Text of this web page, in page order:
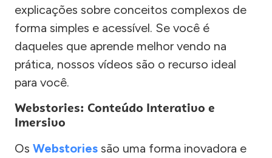
explicações sobre conceitos complexos de
forma simples e acessível. Se você é
daqueles que aprende melhor vendo na
prática, nossos vídeos são o recurso ideal
para você.
Webstories: Conteúdo Interativo e
Imersivo
Os Webstories são uma forma inovadora e